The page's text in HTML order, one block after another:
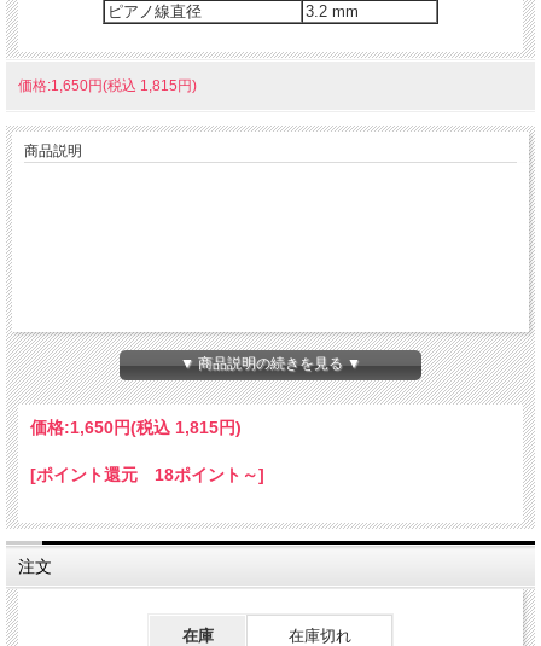
ピアノ線直径
3.2 mm
価格:1,650円(税込 1,815円)
商品説明
▼ 商品説明の続きを見る ▼
価格:1,650円(税込 1,815円)
[ポイント還元 18ポイント～]
注文
在庫 在庫切れ